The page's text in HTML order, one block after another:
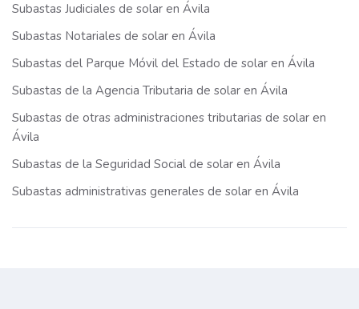
Subastas Judiciales de solar en Ávila
Subastas Notariales de solar en Ávila
Subastas del Parque Móvil del Estado de solar en Ávila
Subastas de la Agencia Tributaria de solar en Ávila
Subastas de otras administraciones tributarias de solar en
Ávila
Subastas de la Seguridad Social de solar en Ávila
Subastas administrativas generales de solar en Ávila